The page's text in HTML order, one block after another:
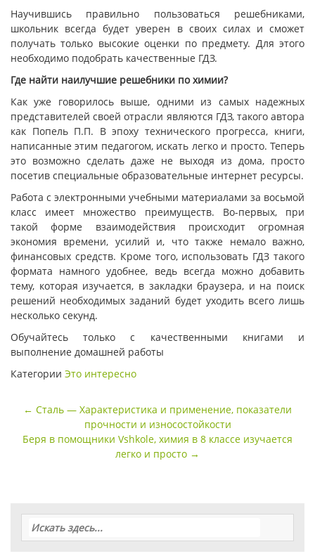
Научившись правильно пользоваться решебниками,
школьник всегда будет уверен в своих силах и сможет
получать только высокие оценки по предмету. Для этого
необходимо подобрать качественные ГДЗ.
Где найти наилучшие решебники по химии?
Как уже говорилось выше, одними из самых надежных
представителей своей отрасли являются ГДЗ, такого автора
как Попель П.П. В эпоху технического прогресса, книги,
написанные этим педагогом, искать легко и просто. Теперь
это возможно сделать даже не выходя из дома, просто
посетив специальные образовательные интернет ресурсы.
Работа с электронными учебными материалами за восьмой
класс имеет множество преимуществ. Во-первых, при
такой форме взаимодействия происходит огромная
экономия времени, усилий и, что также немало важно,
финансовых средств. Кроме того, использовать ГДЗ такого
формата намного удобнее, ведь всегда можно добавить
тему, которая изучается, в закладки браузера, и на поиск
решений необходимых заданий будет уходить всего лишь
несколько секунд.
Обучайтесь только с качественными книгами и
выполнение домашней работы
Категории Это интересно
Навигация
записи
← Сталь — Характеристика и применение, показатели
прочности и износостойкости
Беря в помощники Vshkole, химия в 8 классе изучается
легко и просто →